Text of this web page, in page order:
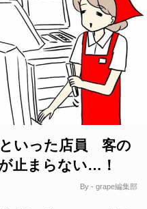
といった店員 客の
止まらない…！
By - grape編集部